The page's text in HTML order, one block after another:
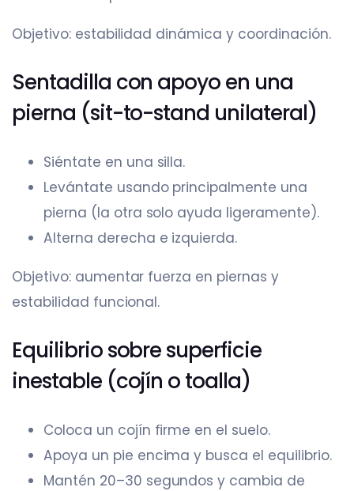
Objetivo: estabilidad dinámica y coordinación.
Sentadilla con apoyo en una
pierna (sit-to-stand unilateral)
Siéntate en una silla.
Levántate usando principalmente una
pierna (la otra solo ayuda ligeramente).
Alterna derecha e izquierda.
Objetivo: aumentar fuerza en piernas y
estabilidad funcional.
Equilibrio sobre superficie
inestable (cojín o toalla)
Coloca un cojín firme en el suelo.
Apoya un pie encima y busca el equilibrio.
Mantén 20–30 segundos y cambia de